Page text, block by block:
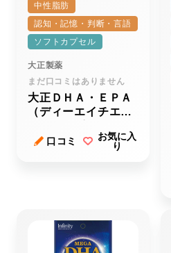
中性脂肪
認知・記憶・判断・言語
ソフトカプセル
大正製薬
まだ口コミはありません
大正ＤＨＡ・ＥＰＡ
（ディーエイチエ
ｒ
口コミ
お気に入
り